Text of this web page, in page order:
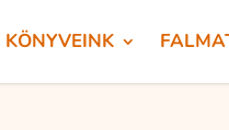
KÖNYVEINK